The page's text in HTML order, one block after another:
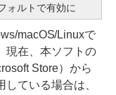
ォルトで有効に
macOS/Linuxで
現在、本ソフトの
Store）から
ている場合は、